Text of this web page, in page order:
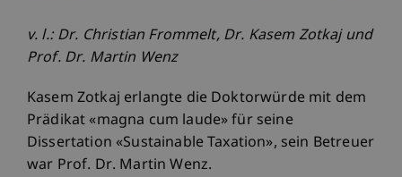
v. l.: Dr. Christian Frommelt, Dr. Kasem Zotkaj und
Prof. Dr. Martin Wenz
Kasem Zotkaj erlangte die Doktorwürde mit dem
Prädikat «magna cum laude» für seine
Dissertation «Sustainable Taxation», sein Betreuer
war Prof. Dr. Martin Wenz.